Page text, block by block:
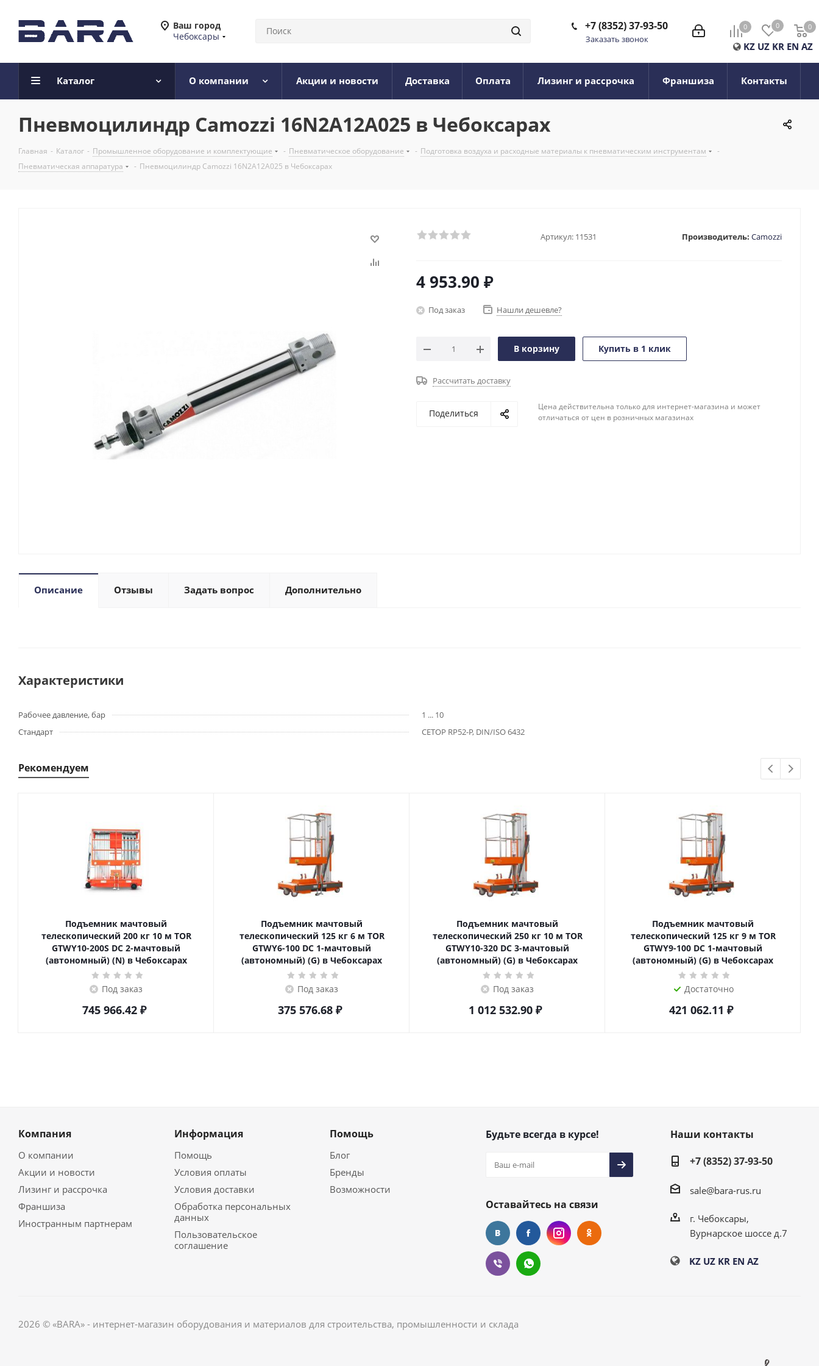
Ваш город
Чебоксары
0 0 0
0
KZ UZ KR EN AZ
+7 (8352) 37-93-50
Заказать звонок
Каталог О компании Акции и новости Доставка Оплата Лизинг и рассрочка Франшиза Контакты
Пневмоцилиндр Camozzi 16N2A12A025 в Чебоксарах
Главная - Каталог - Промышленное оборудование и комплектующие - Пневматическое оборудование - Подготовка воздуха и расходные материалы к пневматическим инструментам
-
Пневматическая аппаратура
- Пневмоцилиндр Camozzi 16N2A12A025 в Чебоксарах
Артикул: 11531 Производитель: Camozzi
4 953.90 ₽
Под заказ Нашли дешевле?
В корзину Купить в 1 клик
Рассчитать доставку
Поделиться
Цена действительна только для интернет-магазина и может
отличаться от цен в розничных магазинах
Описание Отзывы Задать вопрос Дополнительно
Характеристики
Рабочее давление, бар
1 ... 10
Стандарт
CETOP RP52-P, DIN/ISO 6432
Рекомендуем
Подъемник мачтовый
телескопический 200 кг 10 м TOR
GTWY10-200S DC 2-мачтовый
(автономный) (N) в Чебоксарах
Под заказ
745 966.42₽
Подъемник мачтовый
телескопический 125 кг 6 м TOR
GTWY6-100 DC 1-мачтовый
(автономный) (G) в Чебоксарах
Под заказ
375 576.68₽
Подъемник мачтовый
телескопический 250 кг 10 м TOR
GTWY10-320 DC 3-мачтовый
(автономный) (G) в Чебоксарах
Под заказ
1 012 532.90 ₽
Подъемник мачтовый
телескопический 125 кг 9 м TOR
GTWY9-100 DC 1-мачтовый
(автономный) (G) в Чебоксарах
Достаточно
421 062.11 ₽
Компания
О компании
Акции и новости
Лизинг и рассрочка
Франшиза
Иностранным партнерам
Информация
Помощь
Условия оплаты
Условия доставки
Обработка персональных
данных
Пользовательское
соглашение
Помощь
Блог
Бренды
Возможности
Будьте всегда в курсе!
Оставайтесь на связи
Наши контакты
+7 (8352) 37-93-50
sale@bara-rus.ru
г. Чебоксары,
Вурнарское шоссе д.7
KZ UZ KR EN AZ
2026 © «BARA» - интернет-магазин оборудования и материалов для строительства, промышленности и склада